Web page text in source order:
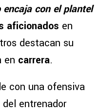
encaja con el plantel
aficionados en
destacan su
en carrera.
con una ofensiva
entrenador